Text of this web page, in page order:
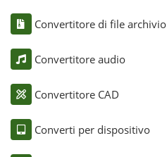
Convertitore di file archivio
Convertitore audio
Convertitore CAD
Converti per dispositivo